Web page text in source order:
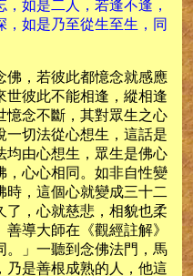
如是二人，若逢不逢，
如是乃至從生至生，同
佛，若彼此都憶念就感應
世彼此不能相逢，縱相逢
憶念不斷，其對眾生之心
一切法從心想生，這話是
均由心想生，眾生是佛心
，心心相同。如非自性變
時，這個心就變成三十二
了，心就慈悲，相貌也柔
導大師在《觀經註解》
。」一聽到念佛法門，馬
乃是善根成熟的人，他這